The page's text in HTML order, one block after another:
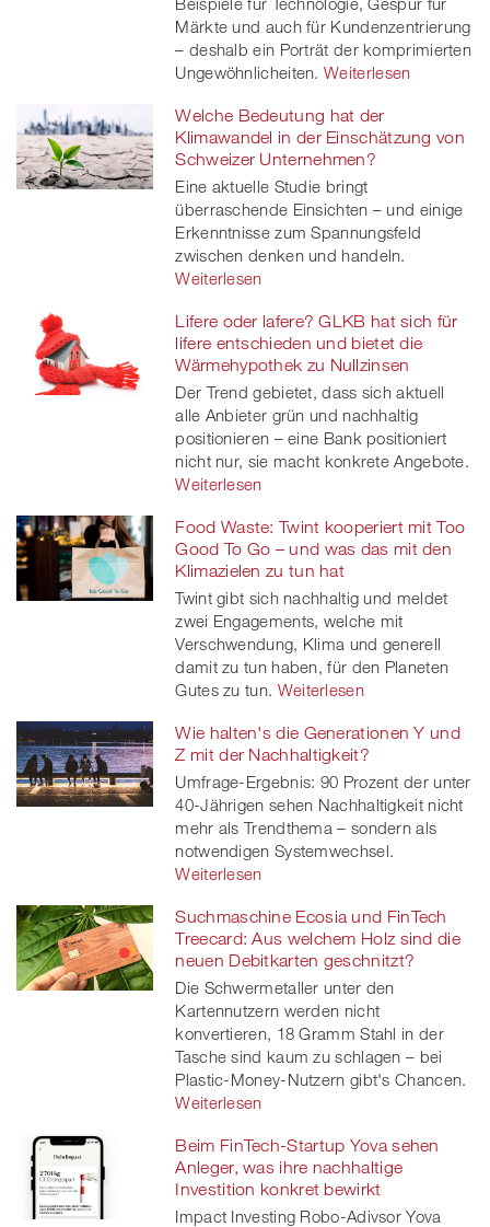
Märkte und auch für Kundenzentrierung
– deshalb ein Porträt der komprimierten
Ungewöhnlicheiten. Weiterlesen
Welche Bedeutung hat der
Klimawandel in der Einschätzung von
Schweizer Unternehmen?
Eine aktuelle Studie bringt
überraschende Einsichten – und einige
Erkenntnisse zum Spannungsfeld
zwischen denken und handeln.
Weiterlesen
Lifere oder lafere? GLKB hat sich für
lifere entschieden und bietet die
Wärmehypothek zu Nullzinsen
Der Trend gebietet, dass sich aktuell
alle Anbieter grün und nachhaltig
positionieren – eine Bank positioniert
nicht nur, sie macht konkrete Angebote.
Weiterlesen
Food Waste: Twint kooperiert mit Too
Good To Go – und was das mit den
Klimazielen zu tun hat
Twint gibt sich nachhaltig und meldet
zwei Engagements, welche mit
Verschwendung, Klima und generell
damit zu tun haben, für den Planeten
Gutes zu tun. Weiterlesen
Wie halten's die Generationen Y und
Z mit der Nachhaltigkeit?
Umfrage-Ergebnis: 90 Prozent der unter
40-Jährigen sehen Nachhaltigkeit nicht
mehr als Trendthema – sondern als
notwendigen Systemwechsel.
Weiterlesen
Suchmaschine Ecosia und FinTech
Treecard: Aus welchem Holz sind die
neuen Debitkarten geschnitzt?
Die Schwermetaller unter den
Kartennutzern werden nicht
konvertieren, 18 Gramm Stahl in der
Tasche sind kaum zu schlagen – bei
Plastic-Money-Nutzern gibt's Chancen.
Weiterlesen
Beim FinTech-Startup Yova sehen
Anleger, was ihre nachhaltige
Investition konkret bewirkt
Impact Investing Robo-Adivsor Yova